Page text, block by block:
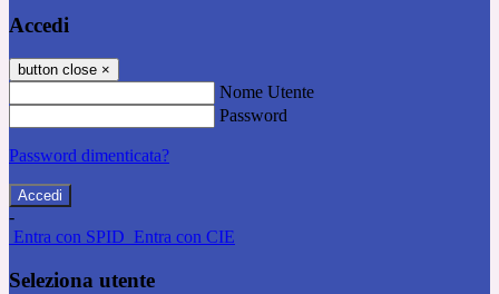
Accedi
button close ×
Nome Utente
Password
Password dimenticata?
-
Entra con SPID Entra con CIE
Seleziona utente